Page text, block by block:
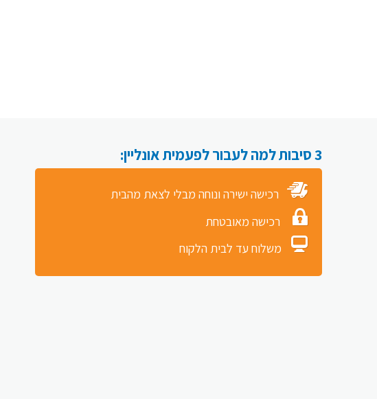
3 סיבות למה לעבור לפעמית אונליין:
רכישה ישירה ונוחה מבלי לצאת מהבית
רכישה מאובטחת
משלוח עד לבית הלקוח